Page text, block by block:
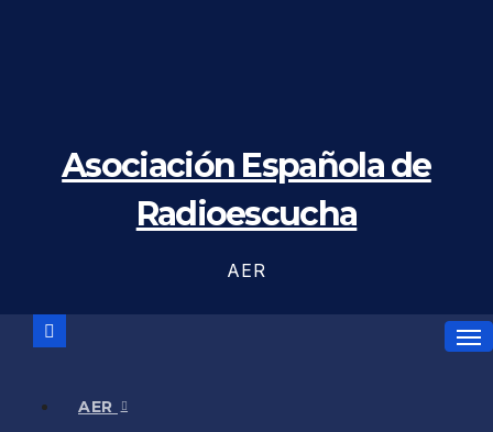
Asociación Española de
Radioescucha
AER
AER